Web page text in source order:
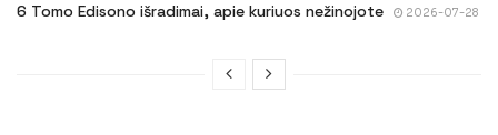
6 Tomo Edisono išradimai, apie kuriuos nežinojote 2026-07-28